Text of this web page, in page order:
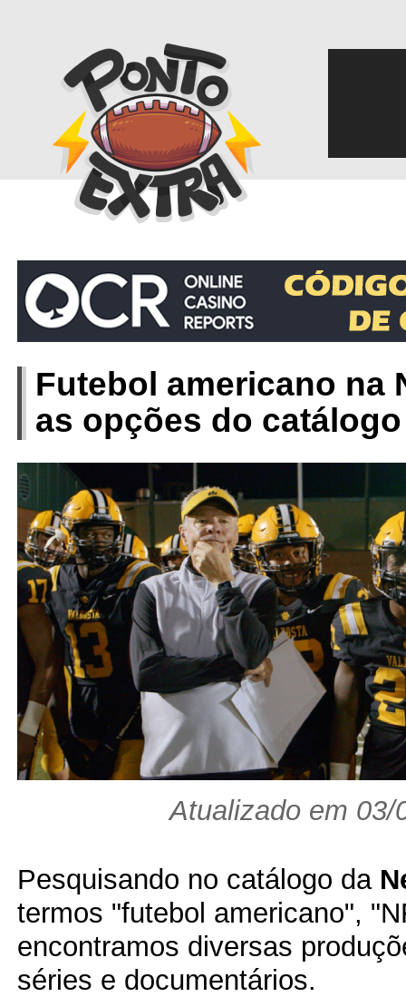
‎
Futebol americano na
as opções do catálogo
Atualizado em 03/
Pesquisando no catálogo da
termos "futebol americano",
encontramos diversas
séries e documentários.